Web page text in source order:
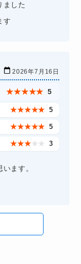
ました
す
2026年7月16日
★★★★★ 5
★★★★★ 5
★★★★★ 5
★★★ ★ ★ 3
ます。